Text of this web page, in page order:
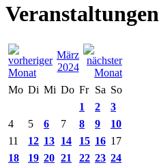
Veranstaltungen
März
2024
Mo Di Mi Do Fr Sa So
1
2
3
4
5 6 7 8 9
10
11
12 13 14 15 16 17
18
19 20 21 22 23 24